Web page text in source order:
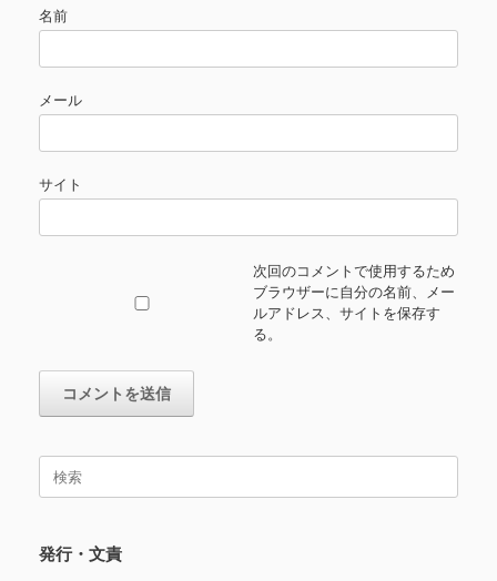
名前
メール
サイト
次回のコメントで使用するため
ブラウザーに自分の名前、メー
ルアドレス、サイトを保存す
る。
検
発行・文責